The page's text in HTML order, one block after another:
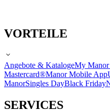
VORTEILE
Angebote & KatalogeMy Manor
Mastercard®Manor Mobile App
ManorSingles DayBlack Friday
SERVICES